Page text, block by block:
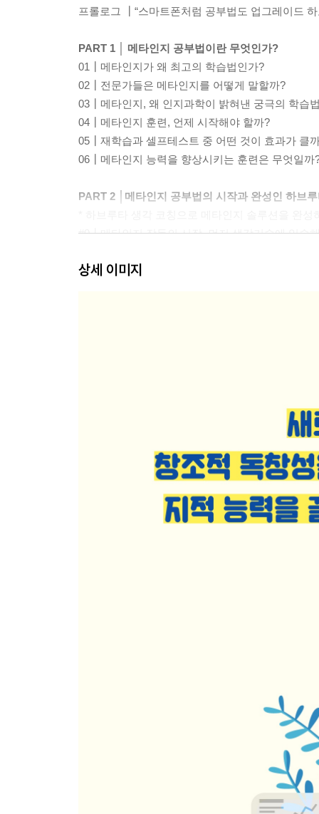
프롤로그 ┃“스마트폰처럼 공부법도 업그레이드 하
PART 1 │ 메타인지 공부법이란 무엇인가?
01┃메타인지가 왜 최고의 학습법인가?
02┃전문가들은 메타인지를 어떻게 말할까?
03┃메타인지, 왜 인지과학이 밝혀낸 궁극의 학습
04┃메타인지 훈련, 언제 시작해야 할까?
05┃재학습과 셀프테스트 중 어떤 것이 효과가 클
06┃메타인지 능력을 향상시키는 훈련은 무엇일까
PART 2 │메타인지 공부법의 시작과 완성인 하브
#0┃메타인지 작동의 시작, 먼저 생각기술에 익숙
02┃ 하브루타를 이용한 메타인지 솔루션(2) - 독
메타인지 향상을 위한 쓸모 많고 재미있는 뇌과학
01┃아인슈타인 뇌에서 찾아낸 미엘린의 비밀
02┃기억술사와 기억력 챔피언, 암기의 비결
03┃뇌의 신경가소성과 공부와의 관계
04┃기억과 학습의 원리, 시냅스와 해마
05┃기억의 종류, 단기 기억과 장기 기억
06┃여섯 번째, 공부 집중에 도움이 되는 소리와 조
메타인지 공부법 완성을 위한 뇌과학 실천 전략
01┃효과적인 공부를 위해 잠은 어떻게 자야 할까?
02┃식스센스와 초능력, 텔레파시를 느끼는 방법
상세 이미지